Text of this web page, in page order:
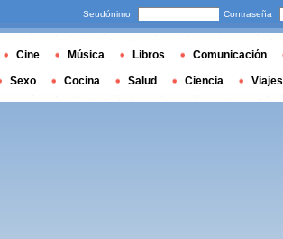
Seudónimo Contraseña
Cine Música Libros Comunicación
Sexo Cocina Salud Ciencia Viajes